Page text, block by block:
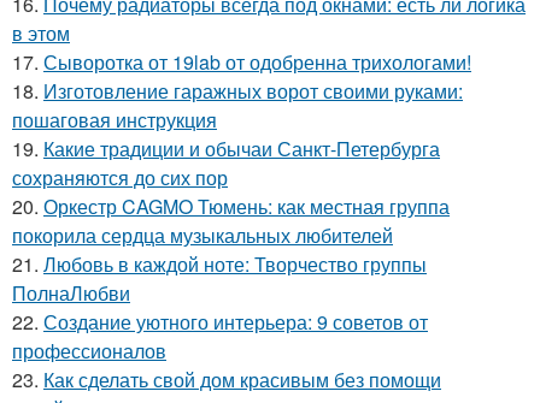
в этом
17. Сыворотка от 19lab от одобренна трихологами!
18. Изготовление гаражных ворот своими руками:
пошаговая инструкция
19. Какие традиции и обычаи Санкт-Петербурга
сохраняются до сих пор
20. Оркестр CAGMO Тюмень: как местная группа
покорила сердца музыкальных любителей
21. Любовь в каждой ноте: Творчество группы
ПолнаЛюбви
22. Создание уютного интерьера: 9 советов от
профессионалов
23. Как сделать свой дом красивым без помощи